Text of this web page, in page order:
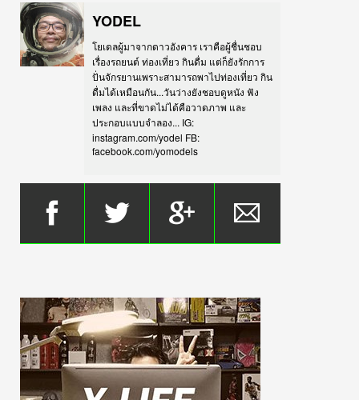
YODEL
โยเดลผู้มาจากดาวอังคาร เราคือผู้ชื่นชอบ
เรื่องรถยนต์ ท่องเที่ยว กินดื่ม แต่ก็ยังรักการ
ปั่นจักรยานเพราะสามารถพาไปท่องเที่ยว กิน
ดื่มได้เหมือนกัน...วันว่างยังชอบดูหนัง ฟัง
เพลง และที่ขาดไม่ได้คือวาดภาพ และ
ประกอบแบบจำลอง... IG:
instagram.com/yodel FB:
facebook.com/yomodels